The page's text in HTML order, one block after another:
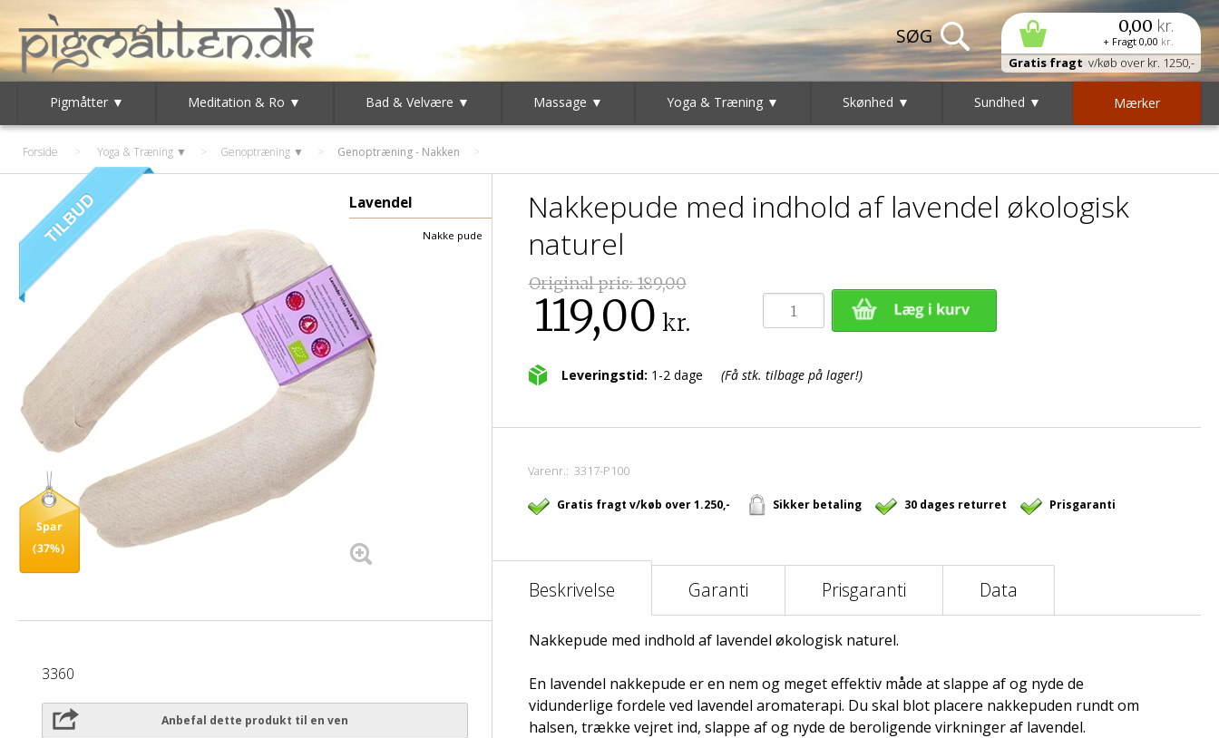
0,00 kr.
+ Fragt 0,00 kr.
Gratis fragt v/køb over kr. 1250,-
Pigmåtter ▼ Meditation & Ro ▼ Bad & Velvære ▼ Massage ▼ Yoga & Træning ▼ Skønhed ▼ Sundhed ▼ Mærker
Forside > Yoga & Træning ▼ > Genoptræning ▼ > Genoptræning - Nakken
Lavendel
Nakke pude
Spar
(37%)
Nakkepude med indhold af lavendel økologisk
naturel
Original pris:189,00
119,00 kr.
Leveringstid: 1-2 dage (Få stk. tilbage på lager!)
Varenr.: 3317-P100
Gratis fragt v/køb over 1.250,- Sikker betaling 30 dages returret Prisgaranti
Beskrivelse Garanti Prisgaranti Data
Nakkepude med indhold af lavendel økologisk naturel.
En lavendel nakkepude er en nem og meget effektiv måde at slappe af og nyde de
vidunderlige fordele ved lavendel aromaterapi. Du skal blot placere nakkepuden rundt om
halsen, trække vejret ind, slappe af og nyde de beroligende virkninger af lavendel.
3360
Anbefal dette produkt til en ven